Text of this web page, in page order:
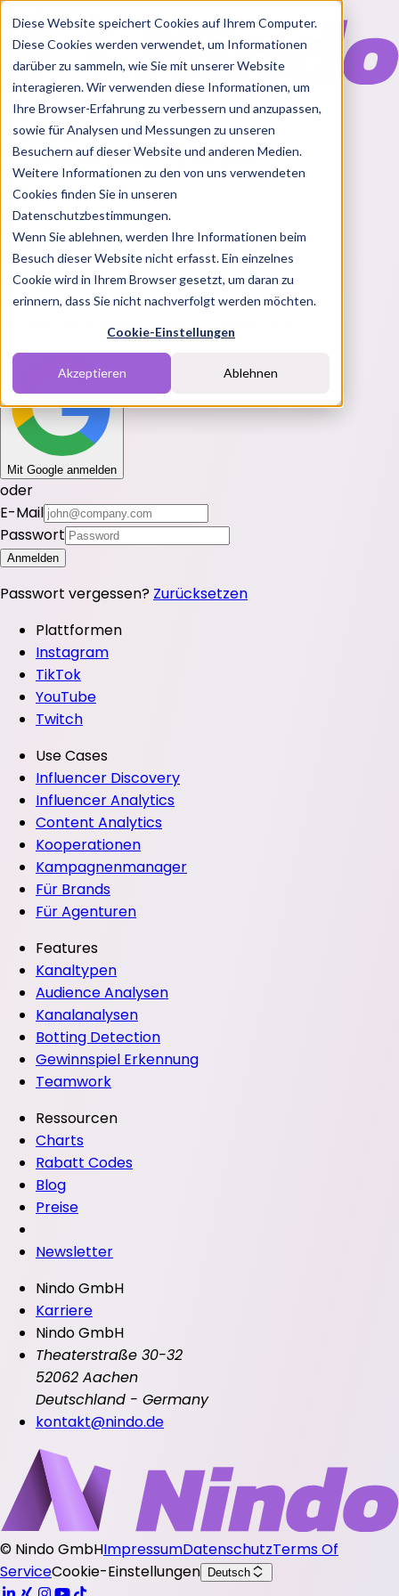
Diese Website speichert Cookies auf Ihrem Computer.
Diese Cookies werden verwendet, um Informationen
darüber zu sammeln, wie Sie mit unserer Website
interagieren. Wir verwenden diese Informationen, um
Ihre Browser-Erfahrung zu verbessern und anzupassen,
sowie für Analysen und Messungen zu unseren
Besuchern auf dieser Website und anderen Medien.
Weitere Informationen zu den von uns verwendeten
Cookies finden Sie in unseren
Datenschutzbestimmungen.
Wenn Sie ablehnen, werden Ihre Informationen beim
Besuch dieser Website nicht erfasst. Ein einzelnes
Cookie wird in Ihrem Browser gesetzt, um daran zu
erinnern, dass Sie nicht nachverfolgt werden möchten.
Cookie-Einstellungen
Akzeptieren Ablehnen
Features
Solutions
BlogChartsRabatt CodesPakete
Login
Melde dich bei Nindo an
Du hast noch keinen Account?
Mit Google anmelden
oder
E-Mail
Passwort
Anmelden
Passwort vergessen? Zurücksetzen
Plattformen
Instagram
TikTok
YouTube
Twitch
Use Cases
Influencer Discovery
Influencer Analytics
Content Analytics
Kooperationen
Kampagnenmanager
Für Brands
Für Agenturen
Features
Kanaltypen
Audience Analysen
Kanalanalysen
Botting Detection
Gewinnspiel Erkennung
Teamwork
Ressourcen
Charts
Rabatt Codes
Blog
Preise
Newsletter
Nindo GmbH
Karriere
Nindo GmbH
Theaterstraße 30-32
52062 Aachen
Deutschland - Germany
kontakt@nindo.de
© Nindo GmbHImpressumDatenschutzTerms Of
ServiceCookie-Einstellungen Deutsch